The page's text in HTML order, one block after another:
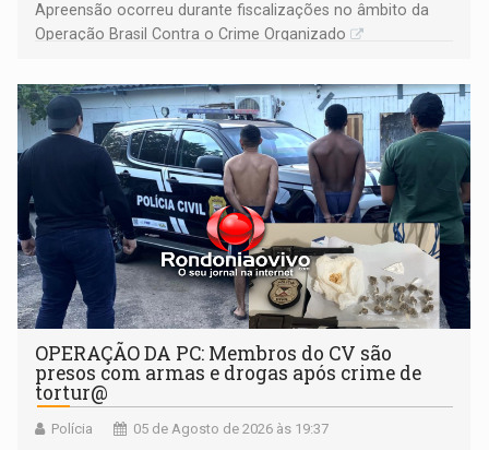
Apreensão ocorreu durante fiscalizações no âmbito da
Operação Brasil Contra o Crime Organizado
OPERAÇÃO DA PC: Membros do CV são
presos com armas e drogas após crime de
tortur@
Polícia 05 de Agosto de 2026 às 19:37